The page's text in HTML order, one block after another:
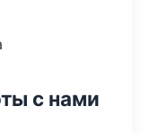
с нами